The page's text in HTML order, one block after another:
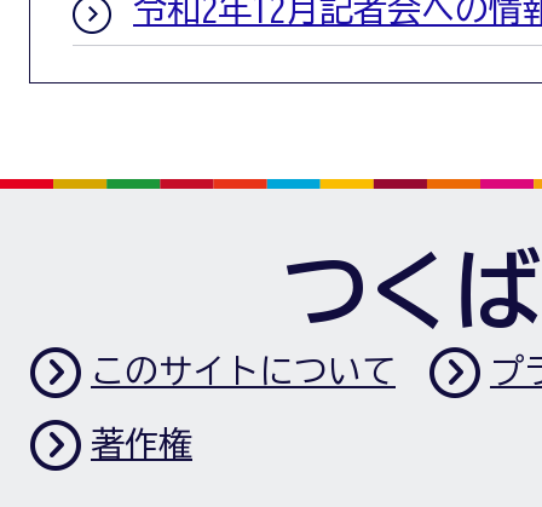
令和2年12月記者会への情
つく
このサイトについて プ
著作権